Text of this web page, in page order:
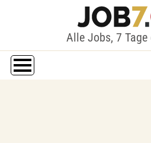
Alle Jobs, 7 Tage